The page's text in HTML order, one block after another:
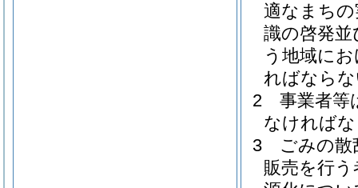
適なまち
識の啓発
う地域に
ればなら
2
事業者等
なければ
3
ごみの
販売を行